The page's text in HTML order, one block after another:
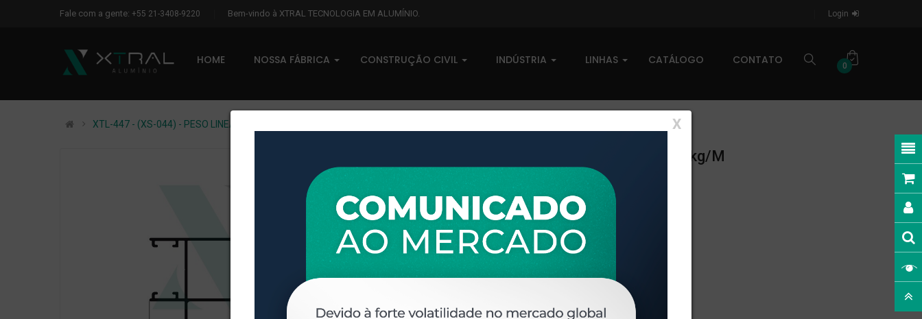
Fale com a gente: +55 21-3408-9220 Bem-vindo à XTRAL TECNOLOGIA EM ALUMÍNIO. Login
HOME NOSSA FÁBRICA CONSTRUÇÃO CIVIL INDÚSTRIA LINHAS CATÁLOGO CONTATO 0
X
XTL-447 - (XS-044) - PESO LINEAR: 0,837kg/m
XTL-447 - (XS-044) - PESO LINEAR: 0,837kg/m
0 comentários
Disponível sob consulta
Taxas R$ 0,00
Disponibilidade:
Em estoque
OVERVIEW